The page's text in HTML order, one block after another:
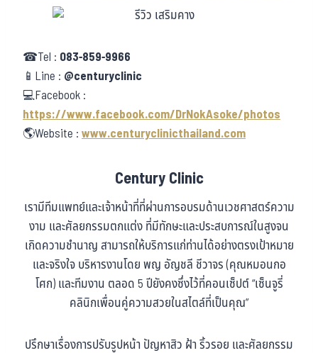
☎Tel : 083-859-9966
📱Line : @centuryclinic
💻Facebook :
https://www.facebook.com/DrNokAsoke/photos
🌎Website :www.centuryclinicthailand.com
Century Clinic
เรามีทีมแพทย์และเจ้าหน้าที่ที่ผ่านการอบรมด้านเวชศาสตร์ความ
งาม และศัลยกรรมตกแต่ง ที่มีทักษะและประสบการณ์ในสูงจน
เกิดความชำนาญ สามารถให้บริการแก่ท่านได้อย่างตรงเป้าหมาย
และจริงใจ บริหารงานโดย พญ อัญชลี ชีวาจร (คุณหมอนกอ
โศก) และทีมงาน ตลอด 5 ปียังคงซึ่งไว้ที่คอนเซ็ปต์ “เซ็นจูรี่
คลินิกเพื่อนคู่ความสวยในสไตล์ที่เป็นคุณ”
ปรึกษาเรื่องการปรับรูปหน้า ปัญหาสิว ฝ้า ริ้วรอย และศัลยกรรม